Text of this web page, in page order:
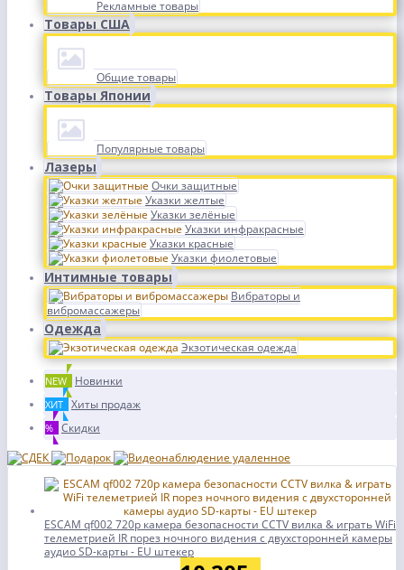
Рекламные товары
Товары США
Общие товары
Товары Японии
Популярные товары
Лазеры
Очки защитные
Указки желтые
Указки зелёные
Указки инфракрасные
Указки красные
Указки фиолетовые
Интимные товары
Вибраторы и
вибромассажеры
Одежда
Экзотическая одежда
NEW Новинки
ХИТ Хиты продаж
% Скидки
ESCAM qf002 720p камера безопасности CCTV вилка & играть WiFi
телеметрией IR порез ночного видения с двухсторонней камеры
аудио SD-карты - EU штекер